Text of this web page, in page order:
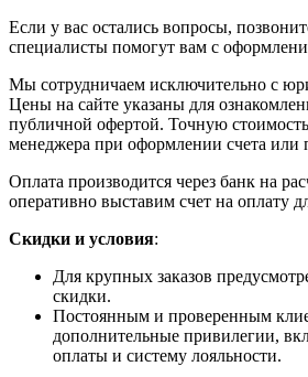
Если у вас остались вопросы,
специалисты помогут вам с
Мы сотрудничаем исключительно с
Цены на сайте указаны для
публичной офертой. Точную
менеджера при оформлении счета или
Оплата производится через банк на
оперативно выставим счет на оплату
Скидки и условия:
Для крупных заказов
скидки.
Постоянным и проверенным
дополнительные привилегии,
оплаты и систему лояльности.